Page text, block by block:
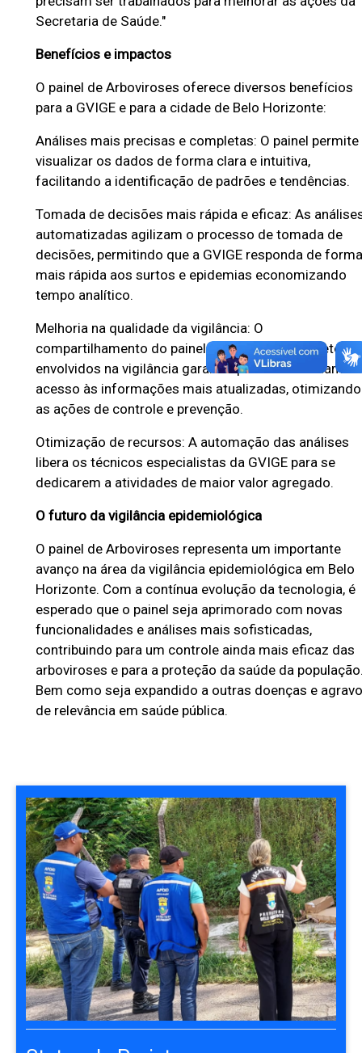
Secretaria de Saúde."
Benefícios e impactos
O painel de Arboviroses oferece diversos benefícios
para a GVIGE e para a cidade de Belo Horizonte:
Análises mais precisas e completas: O painel permite
visualizar os dados de forma clara e intuitiva,
facilitando a identificação de padrões e tendências.
Tomada de decisões mais rápida e eficaz: As
automatizadas agilizam o processo de tomada de
decisões, permitindo que a GVIGE responda de forma
mais rápida aos surtos e epidemias economizando
tempo analítico.
Melhoria na qualidade da vigilância: O
compartilhamento do painel com os diversos setores
envolvidos na vigilância garante que todos tenham
acesso às informações mais atualizadas, otimizando
as ações de controle e prevenção.
Otimização de recursos: A automação das análises
libera os técnicos especialistas da GVIGE para se
dedicarem a atividades de maior valor agregado.
O futuro da vigilância epidemiológica
O painel de Arboviroses representa um importante
avanço na área da vigilância epidemiológica em Belo
Horizonte. Com a contínua evolução da tecnologia, é
esperado que o painel seja aprimorado com novas
funcionalidades e análises mais sofisticadas,
contribuindo para um controle ainda mais eficaz das
arboviroses e para a proteção da saúde da
Bem como seja expandido a outras doenças e
de relevância em saúde pública.